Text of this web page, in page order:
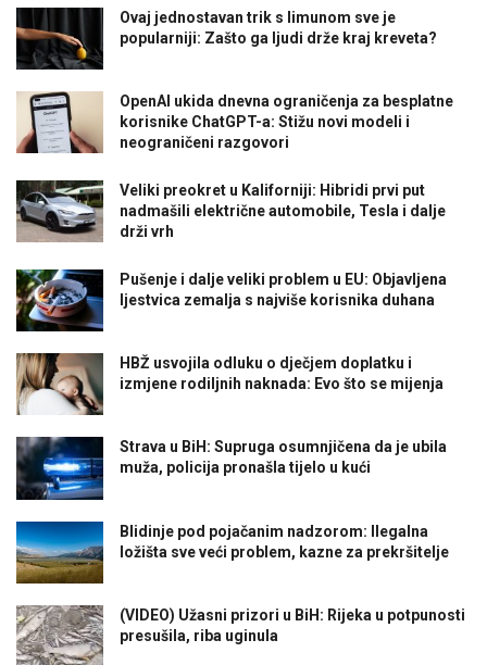
Ovaj jednostavan trik s limunom sve je
popularniji: Zašto ga ljudi drže kraj kreveta?
OpenAI ukida dnevna ograničenja za besplatne
korisnike ChatGPT-a: Stižu novi modeli i
neograničeni razgovori
Veliki preokret u Kaliforniji: Hibridi prvi put
nadmašili električne automobile, Tesla i dalje
drži vrh
Pušenje i dalje veliki problem u EU: Objavljena
ljestvica zemalja s najviše korisnika duhana
HBŽ usvojila odluku o dječjem doplatku i
izmjene rodiljnih naknada: Evo što se mijenja
Strava u BiH: Supruga osumnjičena da je ubila
muža, policija pronašla tijelo u kući
Blidinje pod pojačanim nadzorom: Ilegalna
ložišta sve veći problem, kazne za prekršitelje
(VIDEO) Užasni prizori u BiH: Rijeka u potpunosti
presušila, riba uginula